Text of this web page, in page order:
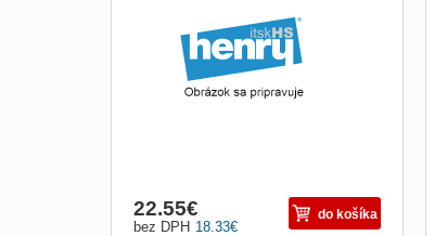
18.33€
bez DPH
22.55€ do košíka